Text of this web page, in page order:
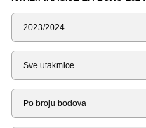
Sezona
Tip
Liga